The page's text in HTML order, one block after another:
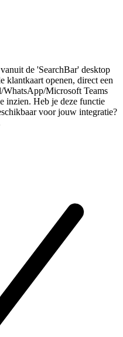
de 'SearchBar' desktop
klantkaart openen, direct een
WhatsApp/Microsoft Teams
inzien. Heb je deze functie
voor jouw integratie?